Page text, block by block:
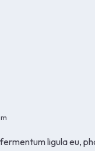
ligula eu,